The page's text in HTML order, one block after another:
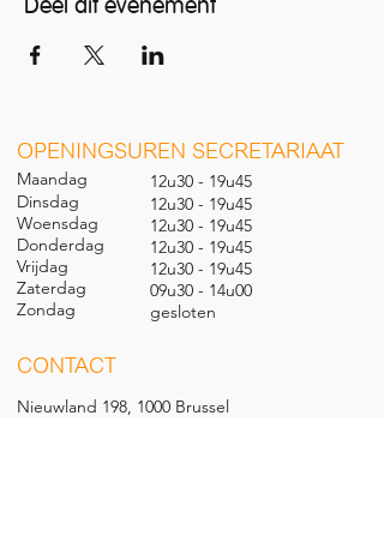
Deel dit evenement
OPENINGSUREN SECRETARIAAT
Maandag
Dinsdag
Woensdag
Donderdag
Vrijdag
Zaterdag
Zondag
12u30 - 19u45
12u30 - 19u45
12u30 - 19u45
12u30 - 19u45
12u30 - 19u45
09u30 - 14u00
gesloten
CONTACT
Nieuwland 198, 1000 Brussel